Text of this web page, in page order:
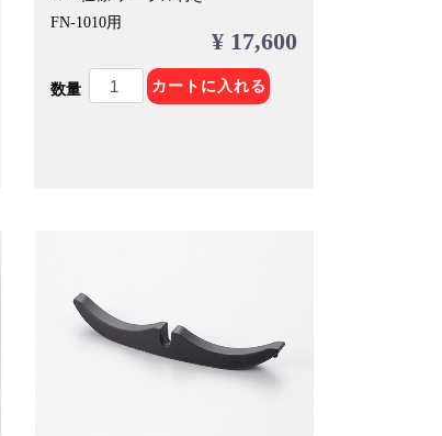
FN-1010用
¥ 17,600
数量 カートに入れる